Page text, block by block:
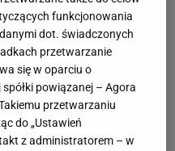
funkcjonowania
dot. świadczonych
przetwarzanie
się w oparciu o
powiązanej – Agora
przetwarzaniu
do „Ustawień
z administratorem – w